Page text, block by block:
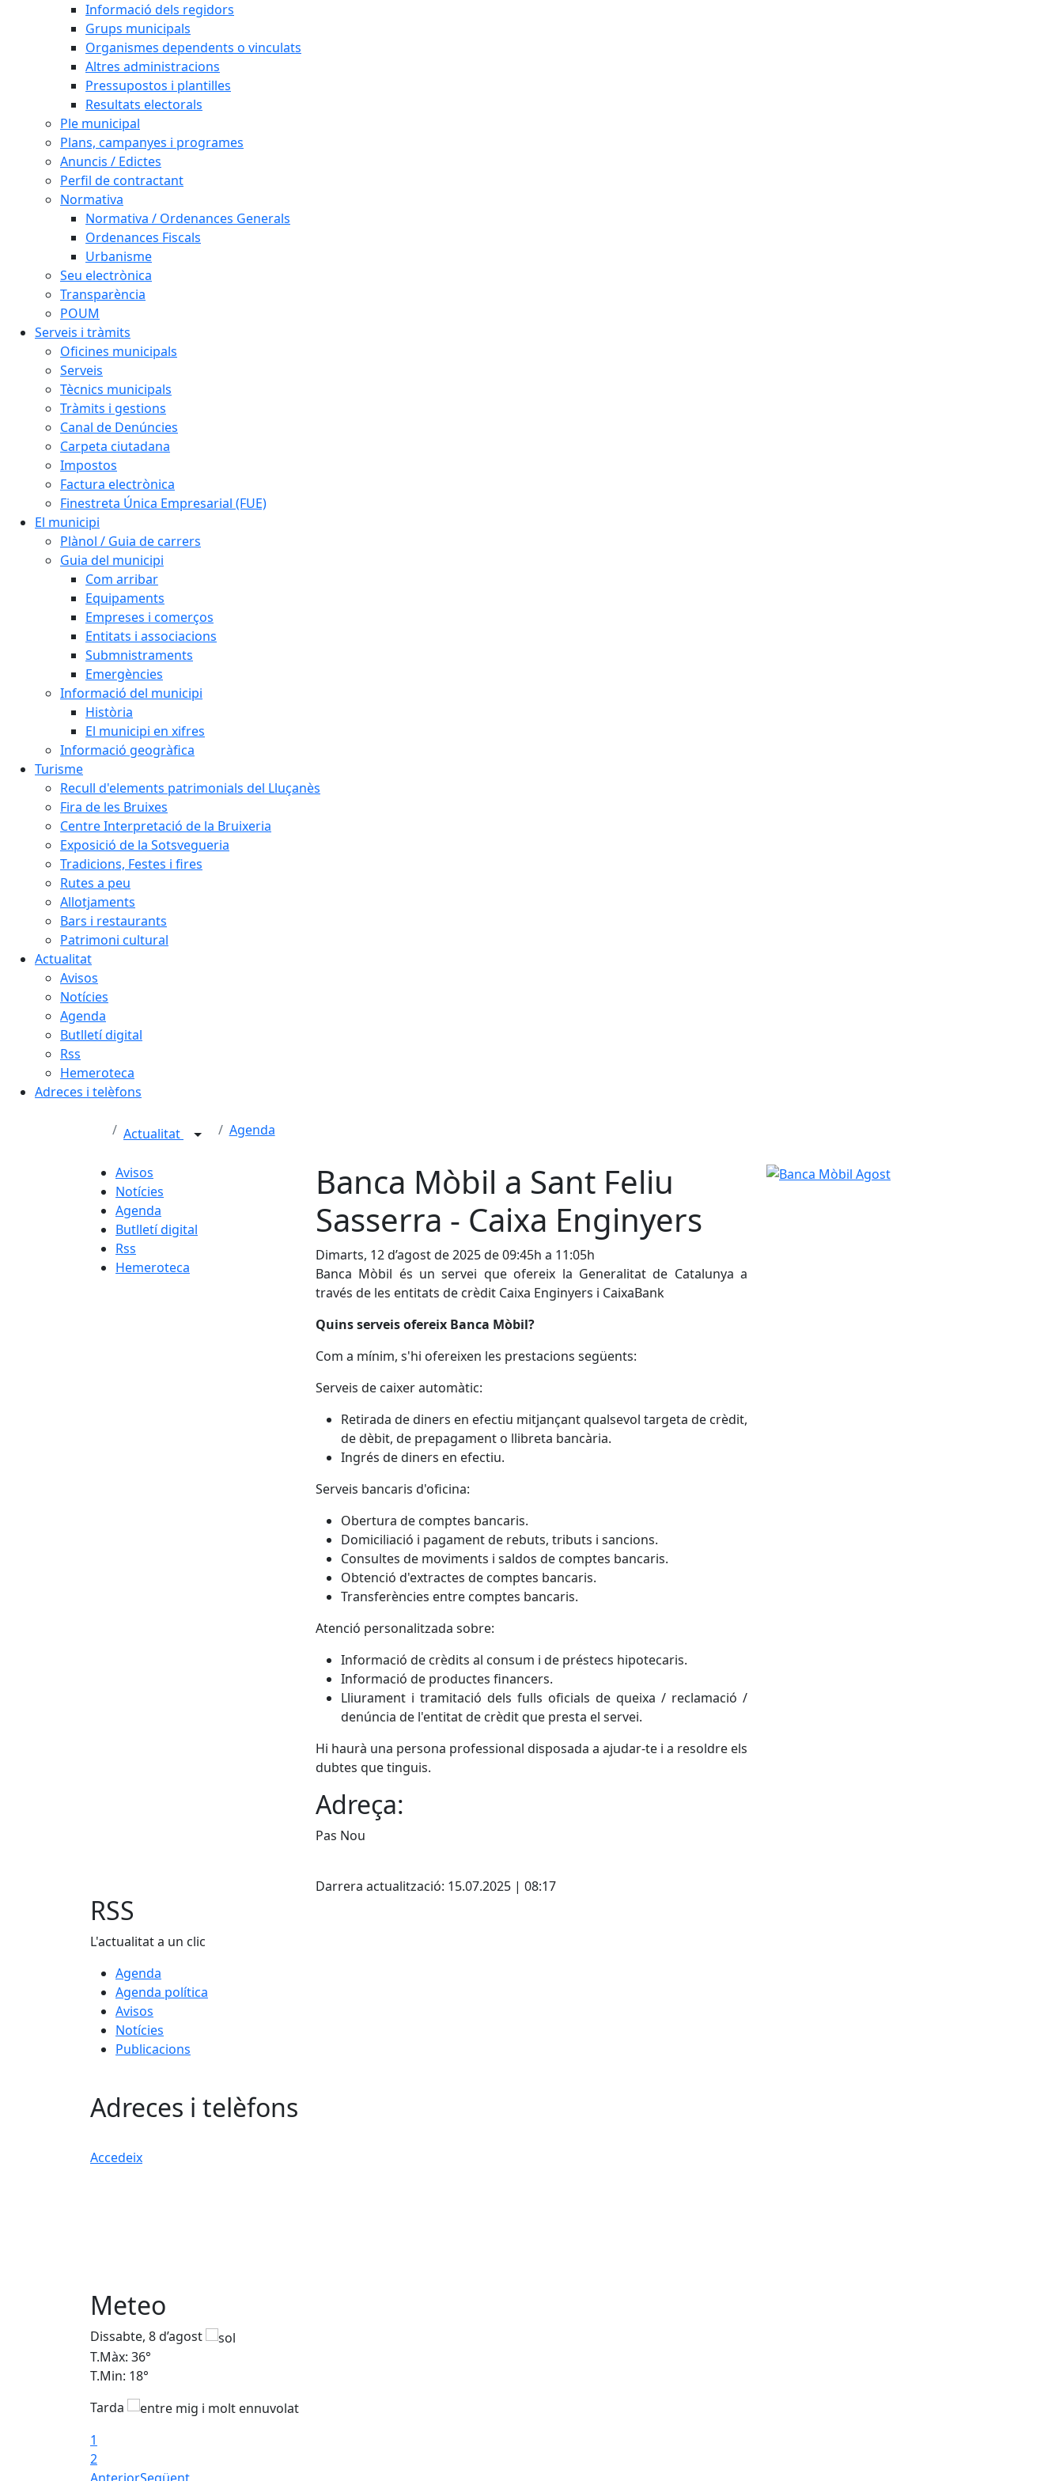
Informació dels regidors
Grups municipals
Organismes dependents o vinculats
Altres administracions
Pressupostos i plantilles
Resultats electorals
Ple municipal
Plans, campanyes i programes
Anuncis / Edictes
Perfil de contractant
Normativa
Normativa / Ordenances Generals
Ordenances Fiscals
Urbanisme
Seu electrònica
Transparència
POUM
Serveis i tràmits
Oficines municipals
Serveis
Tècnics municipals
Tràmits i gestions
Canal de Denúncies
Carpeta ciutadana
Impostos
Factura electrònica
Finestreta Única Empresarial (FUE)
El municipi
Plànol / Guia de carrers
Guia del municipi
Com arribar
Equipaments
Empreses i comerços
Entitats i associacions
Submnistraments
Emergències
Informació del municipi
Història
El municipi en xifres
Informació geogràfica
Turisme
Recull d'elements patrimonials del Lluçanès
Fira de les Bruixes
Centre Interpretació de la Bruixeria
Exposició de la Sotsvegueria
Tradicions, Festes i fires
Rutes a peu
Allotjaments
Bars i restaurants
Patrimoni cultural
Actualitat
Avisos
Notícies
Agenda
Butlletí digital
Rss
Hemeroteca
Adreces i telèfons
Actualitat Agenda
Avisos
Notícies
Agenda
Butlletí digital
Rss
Hemeroteca
Banca Mòbil a Sant Feliu
Sasserra - Caixa Enginyers
Dimarts, 12 d’agost de 2025 de 09:45h a 11:05h
Banca Mòbil és un servei que ofereix la Generalitat de Catalunya a
través de les entitats de crèdit Caixa Enginyers i CaixaBank
Quins serveis ofereix Banca Mòbil?
Com a mínim, s'hi ofereixen les prestacions següents:
Serveis de caixer automàtic:
Retirada de diners en efectiu mitjançant qualsevol targeta de crèdit,
de dèbit, de prepagament o llibreta bancària.
Ingrés de diners en efectiu.
Serveis bancaris d'oficina:
Obertura de comptes bancaris.
Domiciliació i pagament de rebuts, tributs i sancions.
Consultes de moviments i saldos de comptes bancaris.
Obtenció d'extractes de comptes bancaris.
Transferències entre comptes bancaris.
Atenció personalitzada sobre:
Informació de crèdits al consum i de préstecs hipotecaris.
Informació de productes financers.
Lliurament i tramitació dels fulls oficials de queixa / reclamació /
denúncia de l'entitat de crèdit que presta el servei.
Hi haurà una persona professional disposada a ajudar-te i a resoldre els
dubtes que tinguis.
Adreça:
Pas Nou
Darrera actualització: 15.07.2025 | 08:17
Banca Mòbil Agost
RSS
L'actualitat a un clic
Agenda
Agenda política
Avisos
Notícies
Publicacions
Adreces i telèfons
Accedeix
Meteo
Dissabte, 8 d’agost
T.Màx: 36°
T.Min: 18°
Tarda
1
2